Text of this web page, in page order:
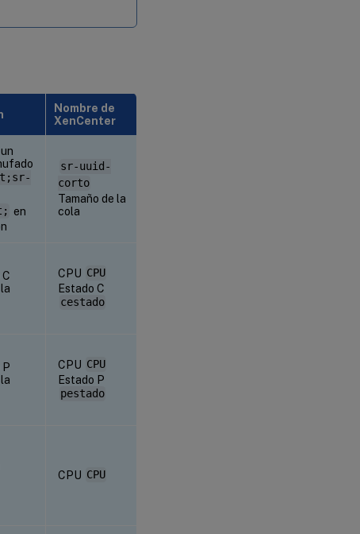
Nombre de
XenCenter
en
sr-uuid-
corto
Tamaño de la
cola
CPU CPU
Estado C
cestado
P
CPU CPU
Estado P
pestado
CPU CPU